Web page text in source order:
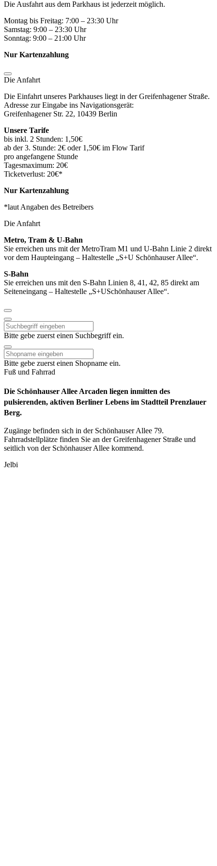
Die Ausfahrt aus dem Parkhaus ist jederzeit möglich.
Montag bis Freitag: 7:00 – 23:30 Uhr
Samstag: 9:00 – 23:30 Uhr
Sonntag: 9:00 – 21:00 Uhr
Nur Kartenzahlung
Die Anfahrt
Die Einfahrt unseres Parkhauses liegt in der Greifenhagener Straße.
Adresse zur Eingabe ins Navigationsgerät:
Greifenhagener Str. 22, 10439 Berlin
Unsere Tarife
bis inkl. 2 Stunden: 1,50€
ab der 3. Stunde: 2€ oder 1,50€ im Flow Tarif
pro angefangene Stunde
Tagesmaximum: 20€
Ticketverlust: 20€*
Nur Kartenzahlung
*laut Angaben des Betreibers
Die Anfahrt
Metro, Tram & U-Bahn
Sie erreichen uns mit der MetroTram M1 und U-Bahn Linie 2 direkt
vor dem Haupteingang – Haltestelle „S+U Schönhauser Allee“.
S-Bahn
Sie erreichen uns mit den S-Bahn Linien 8, 41, 42, 85 direkt am
Seiteneingang – Haltestelle „S+USchönhauser Allee“.
Bitte gebe zuerst einen Suchbegriff ein.
Bitte gebe zuerst einen Shopname ein.
Fuß und Fahrrad
Die Schönhauser Allee Arcaden liegen inmitten des
pulsierenden, aktiven Berliner Lebens im Stadtteil Prenzlauer
Berg.
Zugänge befinden sich in der Schönhauser Allee 79.
Fahrradstellplätze finden Sie an der Greifenhagener Straße und
seitlich von der Schönhauser Allee kommend.
Jelbi